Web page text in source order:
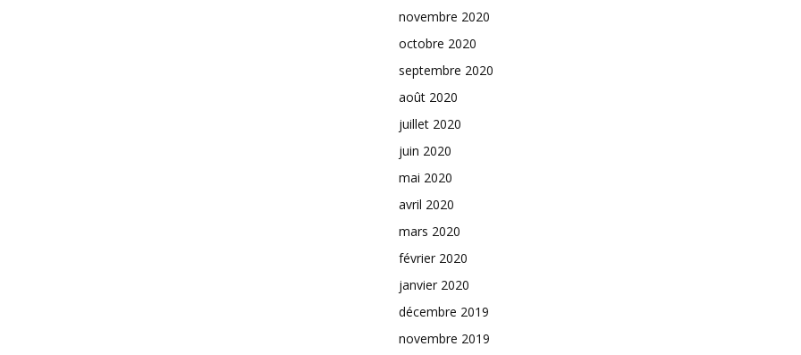
novembre 2020
octobre 2020
septembre 2020
août 2020
juillet 2020
juin 2020
mai 2020
avril 2020
mars 2020
février 2020
janvier 2020
décembre 2019
novembre 2019